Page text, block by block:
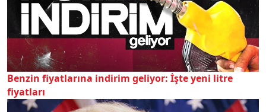
Benzin fiyatlarına indirim geliyor: İşte yeni litre
fiyatları